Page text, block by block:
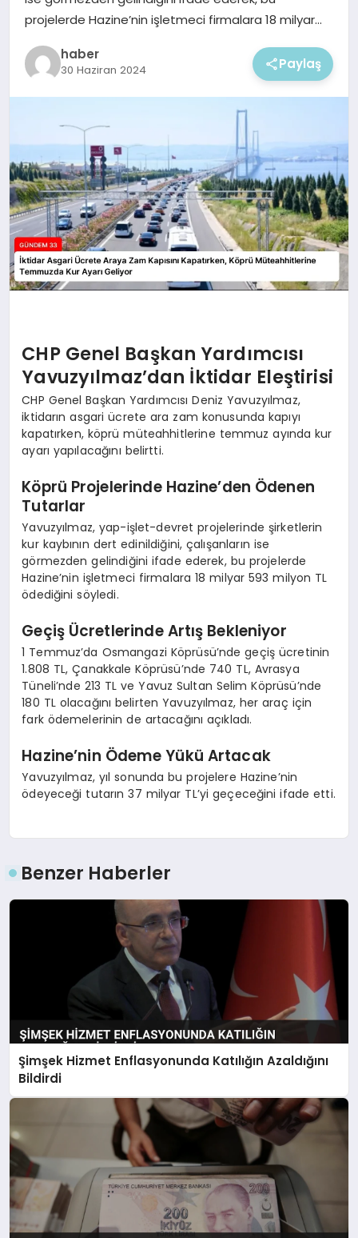
projelerde Hazine’nin işletmeci firmalara 18 milyar…
haber
30 Haziran 2024 Paylaş
CHP Genel Başkan Yardımcısı
Yavuzyılmaz’dan İktidar Eleştirisi
CHP Genel Başkan Yardımcısı Deniz Yavuzyılmaz,
iktidarın asgari ücrete ara zam konusunda kapıyı
kapatırken, köprü müteahhitlerine temmuz ayında kur
ayarı yapılacağını belirtti.
Köprü Projelerinde Hazine’den Ödenen
Tutarlar
Yavuzyılmaz, yap-işlet-devret projelerinde şirketlerin
kur kaybının dert edinildiğini, çalışanların ise
görmezden gelindiğini ifade ederek, bu projelerde
Hazine’nin işletmeci firmalara 18 milyar 593 milyon TL
ödediğini söyledi.
Geçiş Ücretlerinde Artış Bekleniyor
1 Temmuz’da Osmangazi Köprüsü’nde geçiş ücretinin
1.808 TL, Çanakkale Köprüsü’nde 740 TL, Avrasya
Tüneli’nde 213 TL ve Yavuz Sultan Selim Köprüsü’nde
180 TL olacağını belirten Yavuzyılmaz, her araç için
fark ödemelerinin de artacağını açıkladı.
Hazine’nin Ödeme Yükü Artacak
Yavuzyılmaz, yıl sonunda bu projelere Hazine’nin
ödeyeceği tutarın 37 milyar TL’yi geçeceğini ifade etti.
Benzer Haberler
Şimşek Hizmet Enflasyonunda Katılığın Azaldığını
Bildirdi